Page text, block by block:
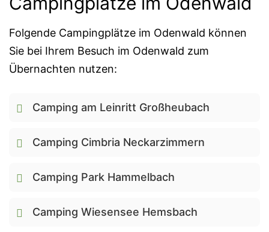
Folgende Campingplätze im Odenwald können
Sie bei Ihrem Besuch im Odenwald zum
Übernachten nutzen:
Camping am Leinritt Großheubach
Camping Cimbria Neckarzimmern
Camping Park Hammelbach
Camping Wiesensee Hemsbach